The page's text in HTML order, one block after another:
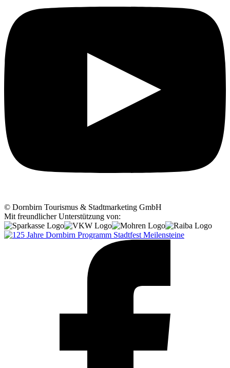
© Dornbirn Tourismus & Stadtmarketing GmbH
Mit freundlicher Unterstützung von:
Programm Stadtfest Meilensteine